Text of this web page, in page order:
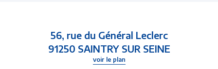
56, rue du Général Leclerc
91250 SAINTRY SUR SEINE
voir le plan